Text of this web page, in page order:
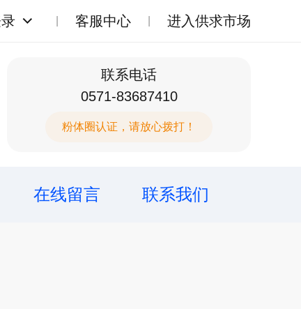
客服中心 进入供求市场
联系电话
0571-83687410
粉体圈认证，请放心拨打！
在线留言 联系我们